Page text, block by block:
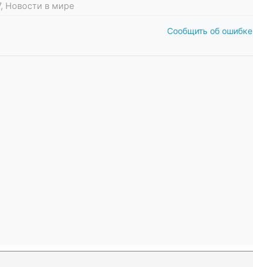
Новости в мире
Сообщить об ошибке